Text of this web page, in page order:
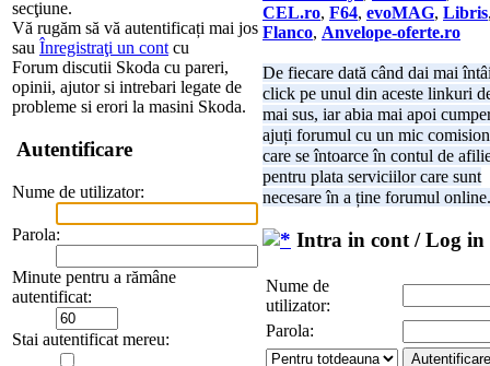
secţiune.
Vă rugăm să vă autentificați mai jos
sau Înregistraţi un cont cu
Forum discutii Skoda cu pareri,
opinii, ajutor si intrebari legate de
probleme si erori la masini Skoda.
Autentificare
Nume de utilizator:
Parola:
Minute pentru a rămâne
autentificat:
Stai autentificat mereu:
CEL.ro, F64, evoMAG, Libris
Flanco, Anvelope-oferte.ro
De fiecare dată când dai mai
click pe unul din aceste linkuri
mai sus, iar abia mai apoi
ajuți forumul cu un mic comision
care se întoarce în contul de
pentru plata serviciilor care sunt
necesare în a ține forumul online.
Intra in cont / Log in
Nume de
utilizator:
Parola: